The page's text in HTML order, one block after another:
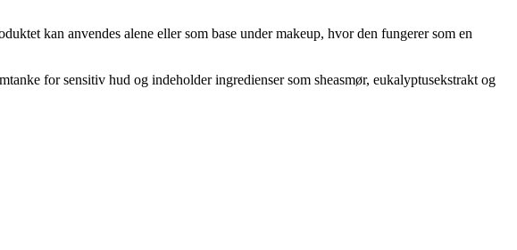
kan anvendes alene eller som base under makeup, hvor den fungerer som en
for sensitiv hud og indeholder ingredienser som sheasmør, eukalyptusekstrakt og